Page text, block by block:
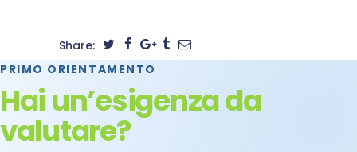
Share:
PRIMO ORIENTAMENTO
Hai un’esigenza da
valutare?